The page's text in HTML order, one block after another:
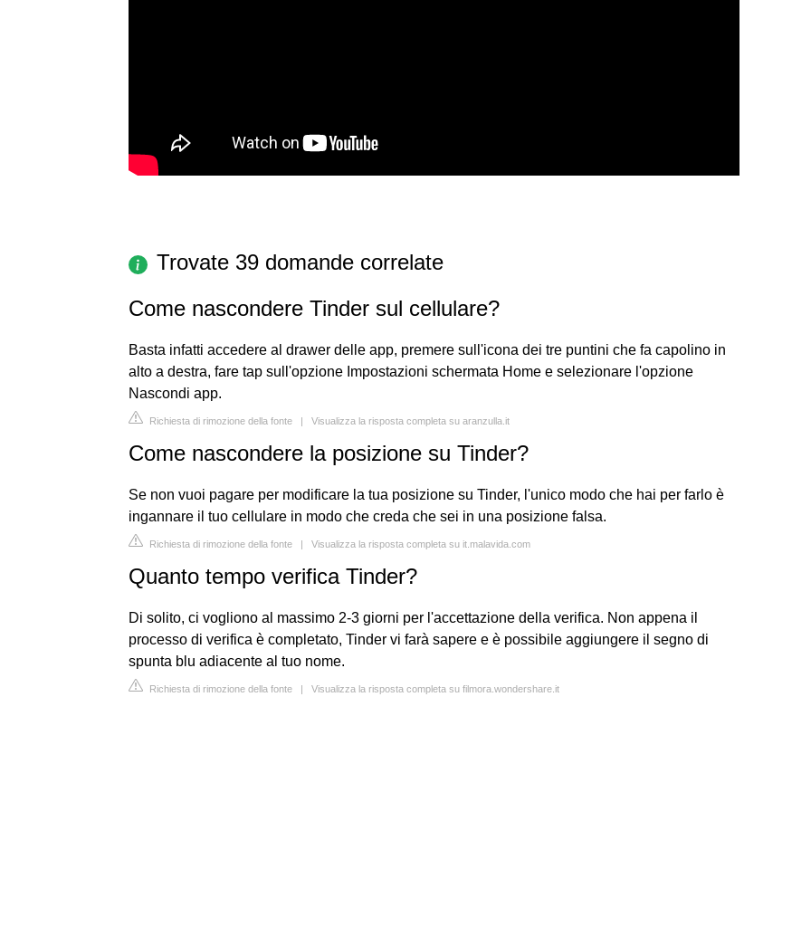
Trovate 39 domande correlate
Come nascondere Tinder sul cellulare?
Basta infatti accedere al drawer delle app, premere sull'icona dei tre puntini che fa capolino in
alto a destra, fare tap sull'opzione Impostazioni schermata Home e selezionare l'opzione
Nascondi app.
Richiesta di rimozione della fonte | Visualizza la risposta completa su aranzulla.it
Come nascondere la posizione su Tinder?
Se non vuoi pagare per modificare la tua posizione su Tinder, l'unico modo che hai per farlo è
ingannare il tuo cellulare in modo che creda che sei in una posizione falsa.
Richiesta di rimozione della fonte | Visualizza la risposta completa su it.malavida.com
Quanto tempo verifica Tinder?
Di solito, ci vogliono al massimo 2-3 giorni per l'accettazione della verifica. Non appena il
processo di verifica è completato, Tinder vi farà sapere e è possibile aggiungere il segno di
spunta blu adiacente al tuo nome.
Richiesta di rimozione della fonte | Visualizza la risposta completa su filmora.wondershare.it